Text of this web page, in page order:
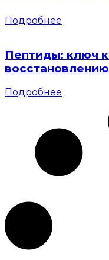
Подробнее
Пептиды: ключ
Подробнее